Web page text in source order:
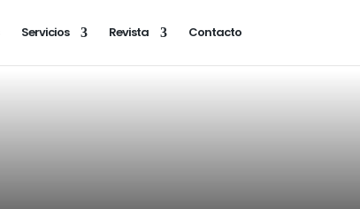
Servicios Revista Contacto